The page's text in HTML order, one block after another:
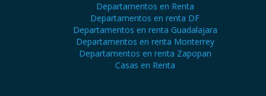
Departamentos en Renta
Departamentos en renta DF
Departamentos en renta Guadalajara
Departamentos en renta Monterrey
Departamentos en renta Zapopan
Casas en Renta